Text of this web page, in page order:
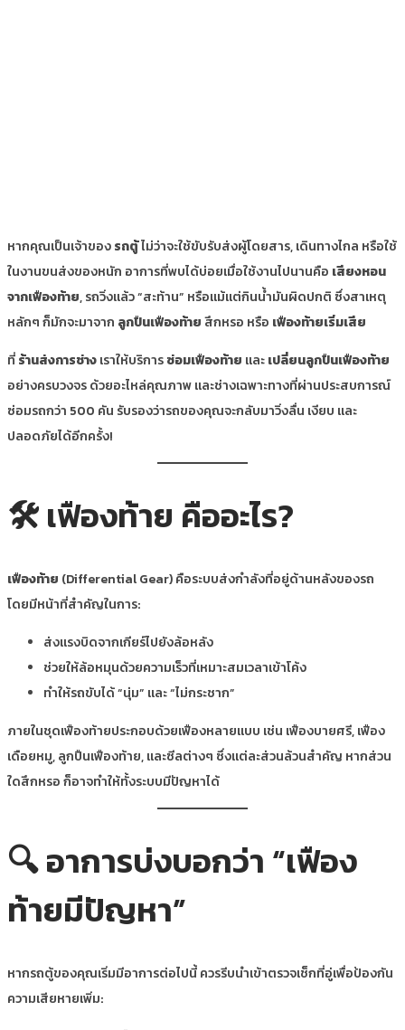
หากคุณเป็นเจ้าของรถตู้ไม่ว่าจะใช้ขับรับส่งผู้โดยสาร, เดินทางไกล หรือใช้
ในงานขนส่งของหนัก อาการที่พบได้บ่อยเมื่อใช้งานไปนานคือ เสียงหอน
จากเฟืองท้าย, รถวิ่งแล้ว “สะท้าน” หรือแม้แต่กินน้ำมันผิดปกติ ซึ่งสาเหตุ
หลักๆ ก็มักจะมาจาก ลูกปืนเฟืองท้ายสึกหรอ หรือ เฟืองท้ายเริ่มเสีย
ที่ร้านส่งการช่างเราให้บริการซ่อมเฟืองท้าย และเปลี่ยนลูกปืนเฟืองท้าย
อย่างครบวงจร ด้วยอะไหล่คุณภาพ และช่างเฉพาะทางที่ผ่านประสบการณ์
ซ่อมรถกว่า 500 คัน รับรองว่ารถของคุณจะกลับมาวิ่งลื่น เงียบ และ
ปลอดภัยได้อีกครั้ง!
🛠 เฟืองท้าย คืออะไร?
เฟืองท้าย (Differential Gear) คือระบบส่งกำลังที่อยู่ด้านหลังของรถ
โดยมีหน้าที่สำคัญในการ:
ส่งแรงบิดจากเกียร์ไปยังล้อหลัง
ช่วยให้ล้อหมุนด้วยความเร็วที่เหมาะสมเวลาเข้าโค้ง
ทำให้รถขับได้ “นุ่ม” และ “ไม่กระชาก”
ภายในชุดเฟืองท้ายประกอบด้วยเฟืองหลายแบบ เช่น เฟืองบายศรี, เฟือง
เดือยหมู, ลูกปืนเฟืองท้าย, และซีลต่างๆ ซึ่งแต่ละส่วนล้วนสำคัญ หากส่วน
ใดสึกหรอ ก็อาจทำให้ทั้งระบบมีปัญหาได้
🔍 อาการบ่งบอกว่า “เฟือง
ท้ายมีปัญหา”
หากรถตู้ของคุณเริ่มมีอาการต่อไปนี้ ควรรีบนำเข้าตรวจเช็กที่อู่เพื่อป้องกัน
ความเสียหายเพิ่ม: